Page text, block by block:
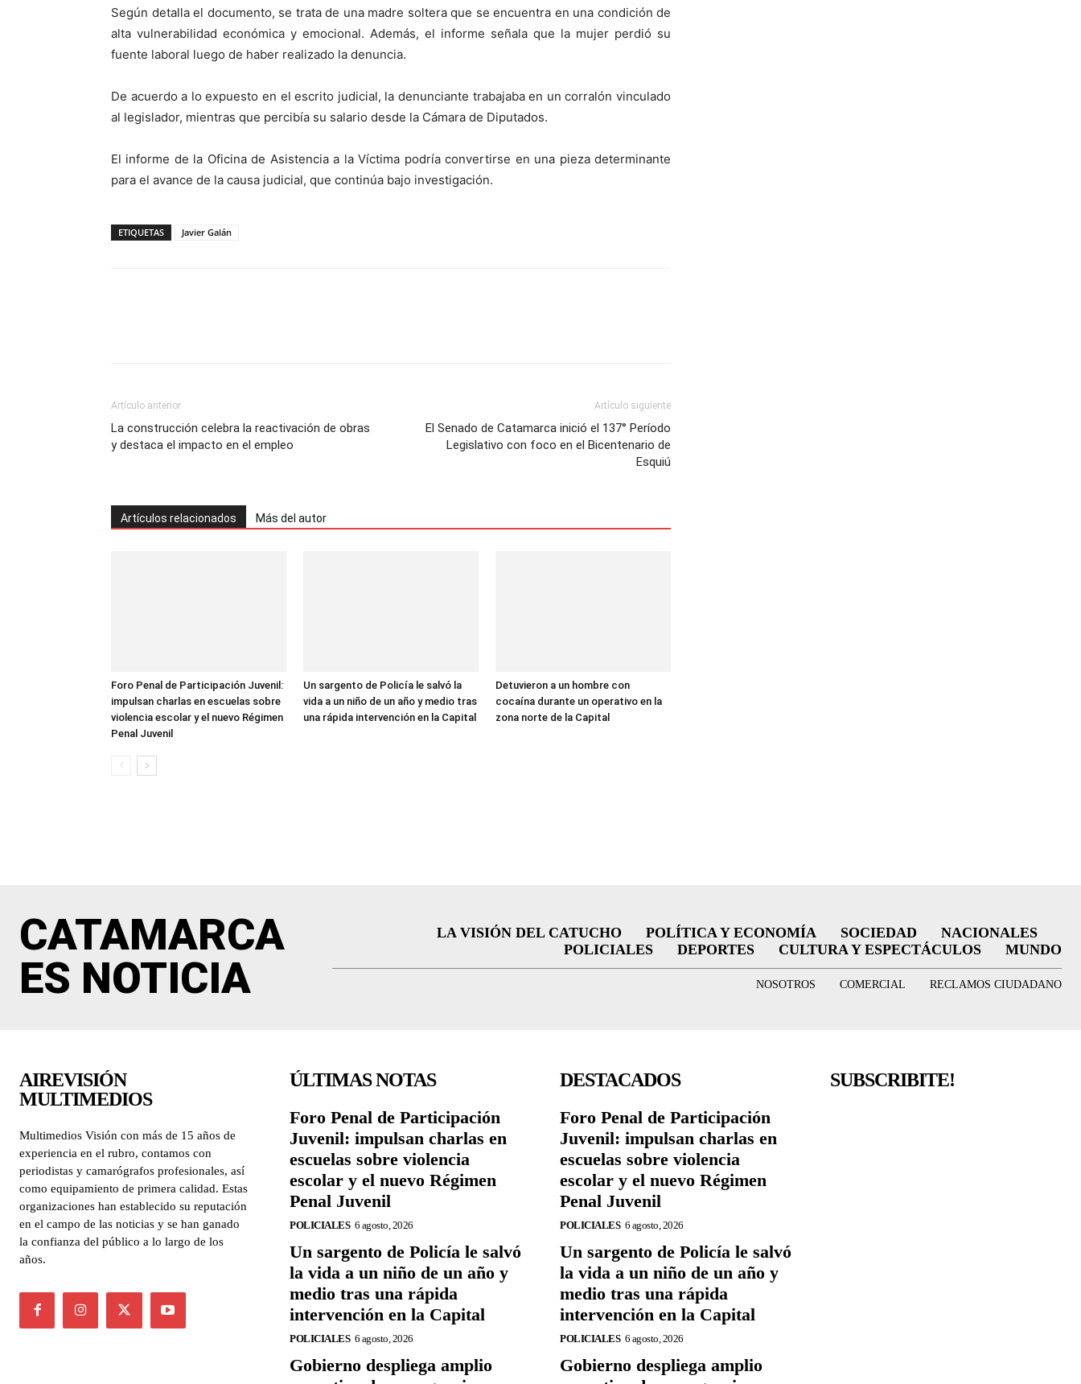
Según detalla el documento, se trata de una madre soltera que se encuentra en una condición de
alta vulnerabilidad económica y emocional. Además, el informe señala que la mujer perdió su
fuente laboral luego de haber realizado la denuncia.
De acuerdo a lo expuesto en el escrito judicial, la denunciante trabajaba en un corralón vinculado
al legislador, mientras que percibía su salario desde la Cámara de Diputados.
El informe de la Oficina de Asistencia a la Víctima podría convertirse en una pieza determinante
para el avance de la causa judicial, que continúa bajo investigación.
ETIQUETAS Javier Galán
Artículo anterior
La construcción celebra la reactivación de obras
y destaca el impacto en el empleo
Artículo siguiente
El Senado de Catamarca inició el 137° Período
Legislativo con foco en el Bicentenario de
Esquiú
Artículos relacionados Más del autor
Foro Penal de Participación Juvenil:
impulsan charlas en escuelas sobre
violencia escolar y el nuevo Régimen
Penal Juvenil
Un sargento de Policía le salvó la
vida a un niño de un año y medio tras
una rápida intervención en la Capital
Detuvieron a un hombre con
cocaína durante un operativo en la
zona norte de la Capital
CATAMARCA
ES NOTICIA
LA VISIÓN DEL CATUCHO POLÍTICA Y ECONOMÍA SOCIEDAD
NACIONALES
POLICIALES
DEPORTES CULTURA Y ESPECTÁCULOS MUNDO
NOSOTROS COMERCIAL RECLAMOS CIUDADANO
AIREVISIÓN
MULTIMEDIOS
Multimedios Visión con más de 15 años de
experiencia en el rubro, contamos con
periodistas y camarógrafos profesionales, así
como equipamiento de primera calidad. Estas
organizaciones han establecido su reputación
en el campo de las noticias y se han ganado
la confianza del público a lo largo de los
años.
ÚLTIMAS NOTAS
Foro Penal de Participación
Juvenil: impulsan charlas en
escuelas sobre violencia
escolar y el nuevo Régimen
Penal Juvenil
POLICIALES 6 agosto, 2026
Un sargento de Policía le salvó
la vida a un niño de un año y
medio tras una rápida
intervención en la Capital
POLICIALES 6 agosto, 2026
Gobierno despliega amplio
DESTACADOS
Foro Penal de Participación
Juvenil: impulsan charlas en
escuelas sobre violencia
escolar y el nuevo Régimen
Penal Juvenil
POLICIALES 6 agosto, 2026
Un sargento de Policía le salvó
la vida a un niño de un año y
medio tras una rápida
intervención en la Capital
POLICIALES 6 agosto, 2026
Gobierno despliega amplio
SUBSCRIBITE!